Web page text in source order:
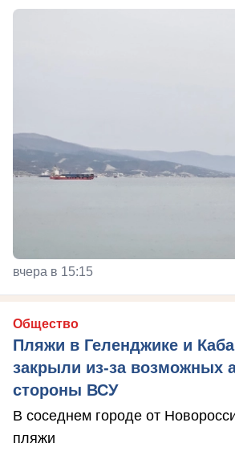
вчера в 15:15
Общество
Пляжи в Геленджике и
закрыли из-за возможных
стороны ВСУ
В соседнем городе от
пляжи